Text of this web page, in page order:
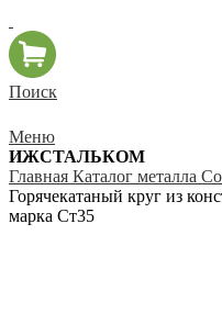
Поиск
Меню
ИЖСТАЛЬКОМ
Главная Каталог металла
Горячекатаный круг из
марка Ст35